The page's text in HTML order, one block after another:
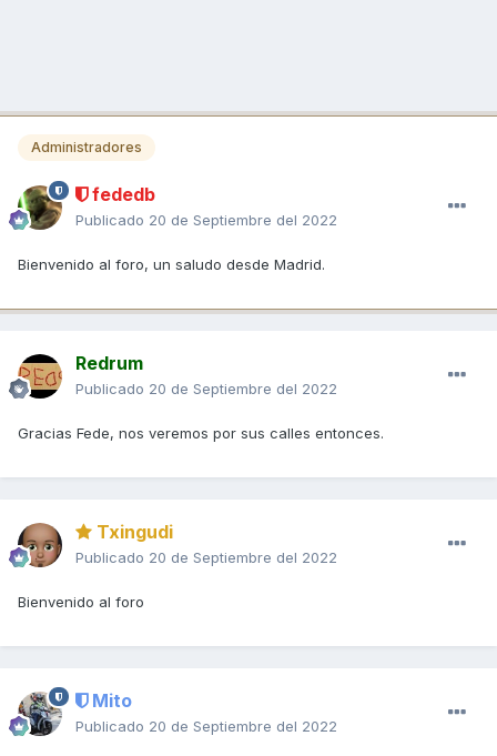
Administradores
fededb
Publicado 20 de Septiembre del 2022
Bienvenido al foro, un saludo desde Madrid.
Redrum
Publicado 20 de Septiembre del 2022
Gracias Fede, nos veremos por sus calles entonces.
Txingudi
Publicado 20 de Septiembre del 2022
Bienvenido al foro
Mito
Publicado 20 de Septiembre del 2022